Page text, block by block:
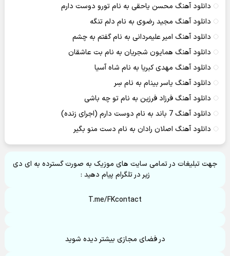
دانلود آهنگ محسن یاحقی به نام تورو دوست دارم
دانلود آهنگ مجید رضوی به نام دلم تنگه
دانلود آهنگ امیر علیمردانی به نام گفتم به چشم
دانلود آهنگ همایون شجریان به نام بت عاشقان
دانلود آهنگ مهدی کبریا به نام شاه آسیا
دانلود آهنگ یاسر بینام به نام سِر
دانلود آهنگ فرزاد فرزین به نام تو چه باشی
دانلود آهنگ 7 باند به نام دوست دارم (اجرای زنده)
دانلود آهنگ اصلان رادان به نام دست منو بگیر
جهت تبلیغات در تمامی سایت های موزیک به صورت گسترده به ای دی
زیر در تلگرام پیام دهید :
T.me/FKcontact
در فضای مجازی بیشتر دیده شوید